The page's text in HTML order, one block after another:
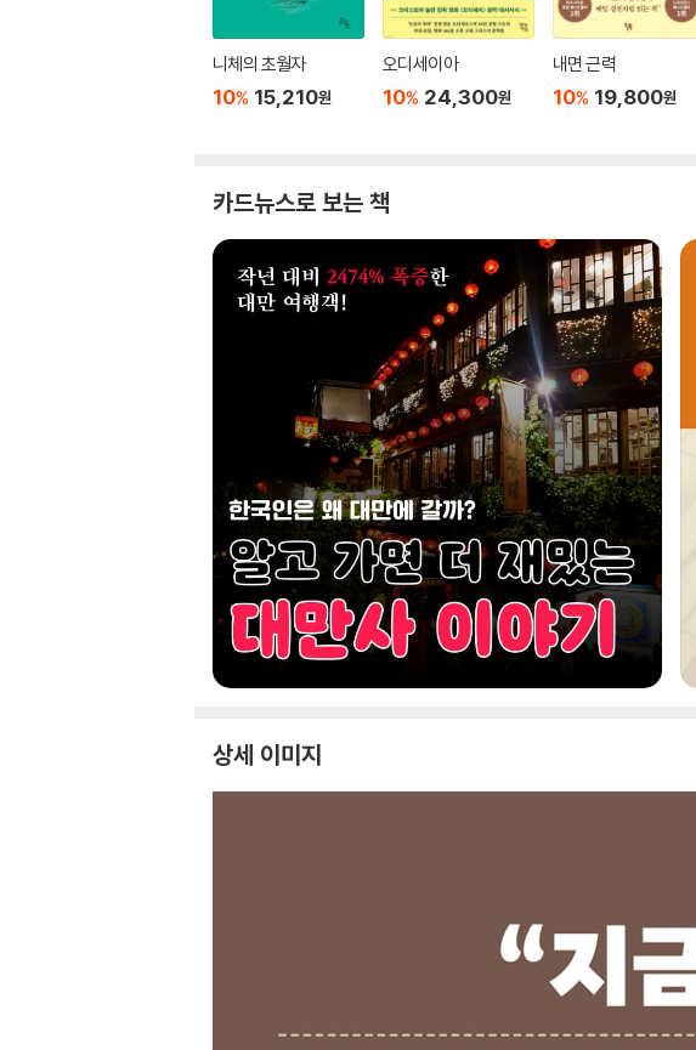
니체의 초월자
10% 15,210원
오디세이아
10% 24,300원
내면 근력
10% 19,800원
카드뉴스로 보는 책
상세 이미지